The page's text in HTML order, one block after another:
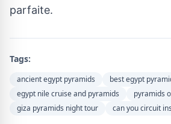
parfaite.
Tags:
ancient egypt pyramids
best egypt
egypt nile cruise and pyramids
pyramids
giza pyramids night tour
can you circuit